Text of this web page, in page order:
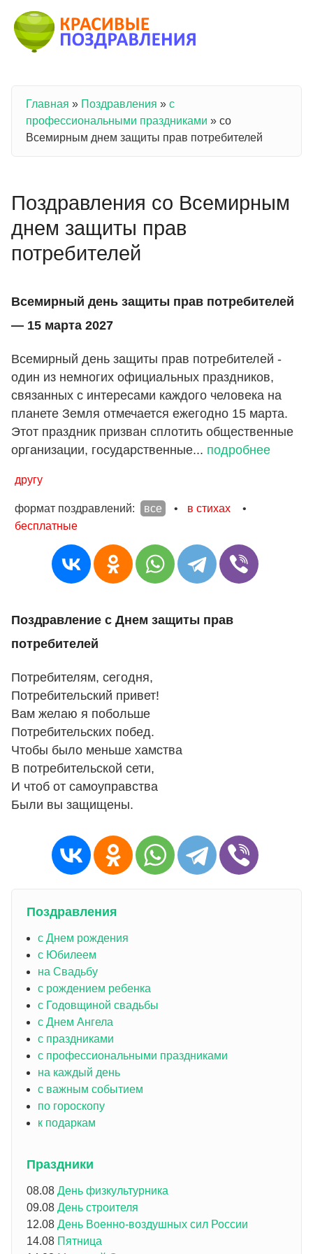
Вы здесь
Главная » Поздравления » с
профессиональными праздниками » со
Всемирным днем защиты прав потребителей
Поздравления со Всемирным
днем защиты прав
потребителей
Всемирный день защиты прав потребителей
— 15 марта 2027
Всемирный день защиты прав потребителей -
один из немногих официальных праздников,
связанных с интересами каждого человека на
планете Земля отмечается ежегодно 15 марта.
Этот праздник призван сплотить общественные
организации, государственные... подробнее
другу
формат поздравлений: все • в стихах
•
бесплатные
Поздравление с Днем защиты прав
потребителей
Потребителям, сегодня,
Потребительский привет!
Вам желаю я побольше
Потребительских побед.
Чтобы было меньше хамства
В потребительской сети,
И чтоб от самоуправства
Были вы защищены.
Поздравления
с Днем рождения
с Юбилеем
на Свадьбу
с рождением ребенка
с Годовщиной свадьбы
с Днем Ангела
с праздниками
с профессиональными праздниками
на каждый день
с важным событием
по гороскопу
к подаркам
Праздники
08.08 День физкультурника
09.08 День строителя
12.08 День Военно-воздушных сил России
14.08 Пятница